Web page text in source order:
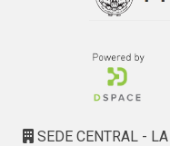
correlación; Luis M.
de pavimentos
Hugo A. Langard,
- Modificacion de un
Antonio M. Méndez,
SEDE CENTRAL -